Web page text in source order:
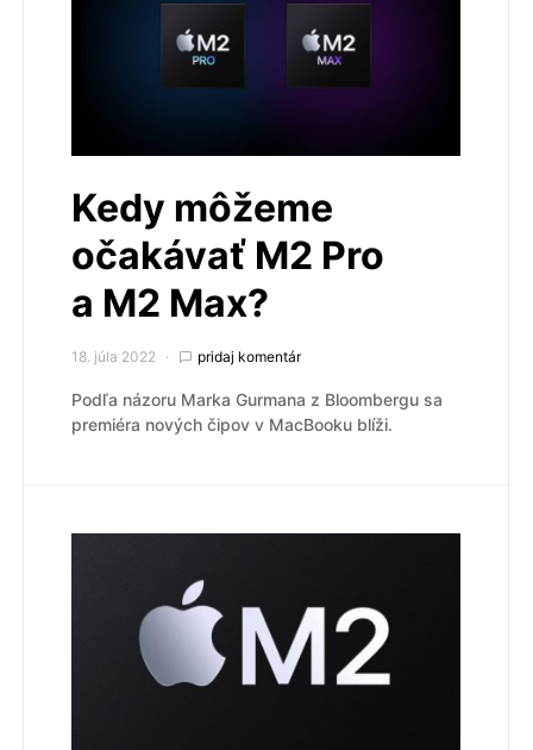
Kedy môžeme
očakávať M2 Pro
a M2 Max?
18. júla 2022 pridaj komentár
Podľa názoru Marka Gurmana z Bloombergu sa
premiéra nových čipov v MacBooku blíži.